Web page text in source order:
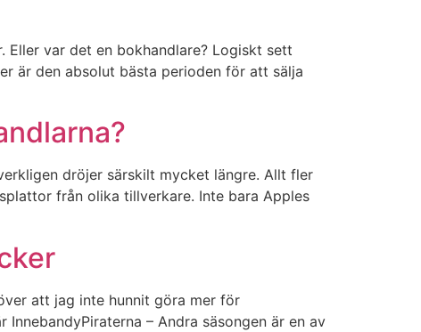
var det en bokhandlare? Logiskt sett
är den absolut bästa perioden för att sälja
dröjer särskilt mycket längre. Allt fler
från olika tillverkare. Inte bara Apples
att jag inte hunnit göra mer för
– Andra säsongen är en av